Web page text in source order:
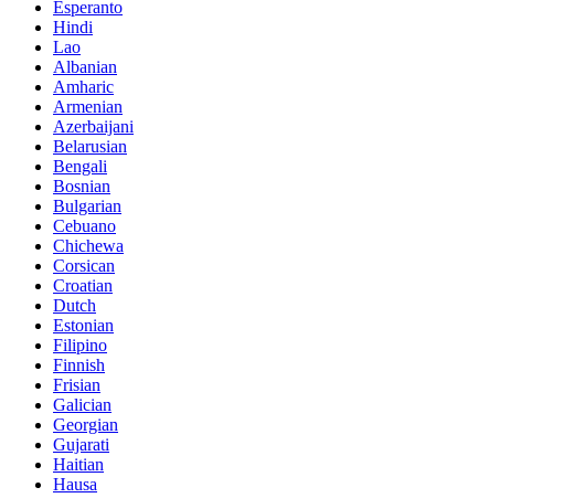
Esperanto
Hindi
Lao
Albanian
Amharic
Armenian
Azerbaijani
Belarusian
Bengali
Bosnian
Bulgarian
Cebuano
Chichewa
Corsican
Croatian
Dutch
Estonian
Filipino
Finnish
Frisian
Galician
Georgian
Gujarati
Haitian
Hausa